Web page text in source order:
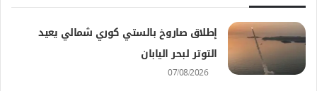
إطلاق صاروخ بالستي كوري شمالي يعيد
التوتر لبحر اليابان
07/08/2026